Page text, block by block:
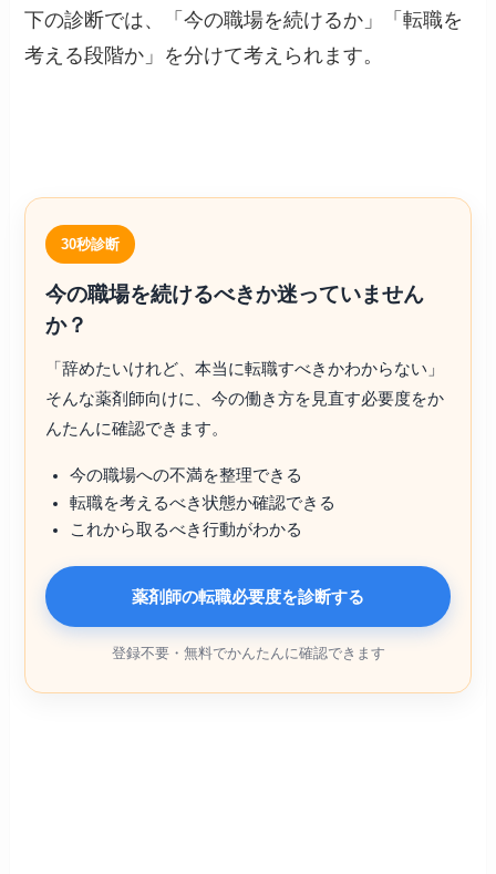
下の診断では、「今の職場を続けるか」「転職を
考える段階か」を分けて考えられます。
30秒診断
今の職場を続けるべきか迷っていません
か？
「辞めたいけれど、本当に転職すべきかわからない」
そんな薬剤師向けに、今の働き方を見直す必要度をか
んたんに確認できます。
今の職場への不満を整理できる
転職を考えるべき状態か確認できる
これから取るべき行動がわかる
薬剤師の転職必要度を診断する
登録不要・無料でかんたんに確認できます